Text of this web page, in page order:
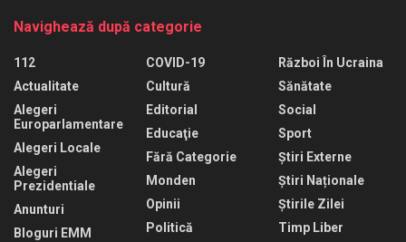
Navighează după categorie
112
Actualitate
Alegeri
Europarlamentare
Alegeri Locale
Alegeri
Prezidentiale
Anunturi
Bloguri EMM
COVID-19
Cultură
Editorial
Educaţie
Fără Categorie
Monden
Opinii
Politică
Război În Ucraina
Sănătate
Social
Sport
Știri Externe
Știri Naționale
Știrile Zilei
Timp Liber